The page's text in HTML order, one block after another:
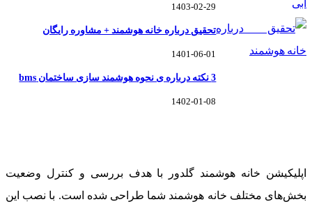
1403-02-29
تحقیق درباره خانه هوشمند + مشاوره رایگان
1401-06-01
3 نکته درباره ی نحوه هوشمند سازی ساختمان bms
1402-01-08
اپلیکیشن خانه هوشمند گلدور با هدف بررسی و کنترل وضعیت
بخش‌های مختلف خانه هوشمند شما طراحی شده است. با نصب این